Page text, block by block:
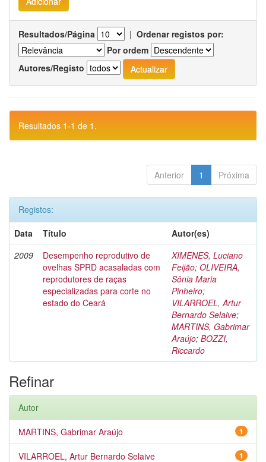
Resultados/Página | Ordenar registos por:
Por ordem
Autores/Registo
Resultados 1-1 de 1.
Anterior 1 Próxima
Registos:
Data
Título
Autor(es)
2009
Desempenho reprodutivo de
ovelhas SPRD acasaladas com
reprodutores de raças
especializadas para corte no
estado do Ceará
XIMENES, Luciano
Feijão; OLIVEIRA,
Sônia Maria
Pinheiro;
VILARROEL, Artur
Bernardo Selaive;
MARTINS, Gabrimar
Araújo; BOZZI,
Riccardo
Refinar
Autor
1
MARTINS, Gabrimar Araújo
1
VILARROEL, Artur Bernardo Selaive